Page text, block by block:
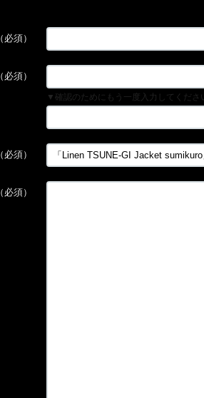
（必須）
（必須）
▼確認のためにもう一度入力してくださ
（必須）
（必須）